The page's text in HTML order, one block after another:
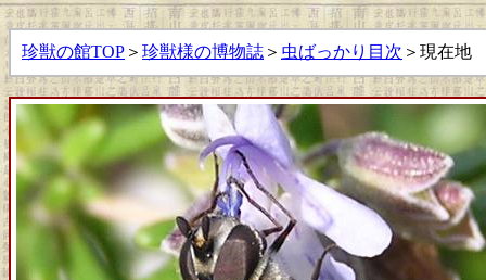
珍獣の館TOP ＞ 珍獣様の博物誌 ＞ 虫ばっかり目次 ＞現在地